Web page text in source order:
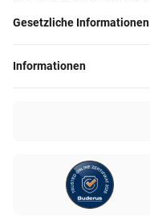
Gesetzliche Informationen
Informationen